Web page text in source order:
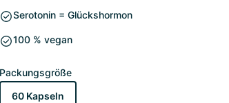
Serotonin = Glückshormon
100 % vegan
Packungsgröße
60 Kapseln